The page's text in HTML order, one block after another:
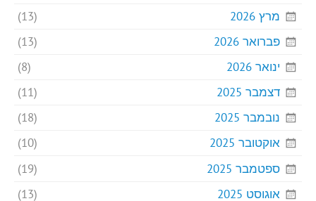
מרץ 2026
פברואר 2026
ינואר 2026
דצמבר 2025
נובמבר 2025
אוקטובר 2025
ספטמבר 2025
אוגוסט 2025